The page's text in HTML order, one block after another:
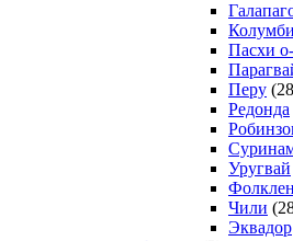
Пасхи
Перу
Редонда
Уругвай
Чили
Эквадор